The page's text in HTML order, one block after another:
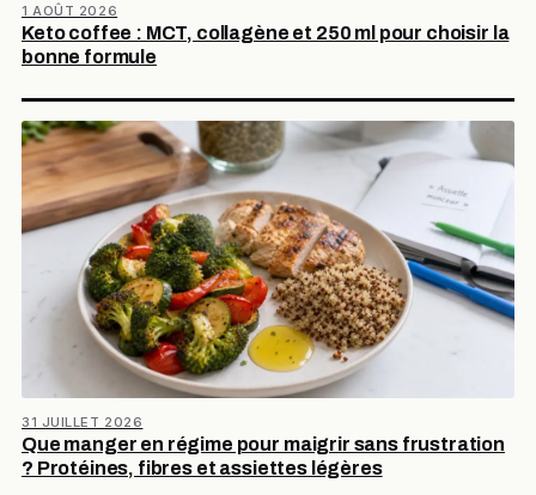
Keto coffee : MCT, collagène et 250 ml pour choisir la
bonne formule
1 AOÛT 2026
Que manger en régime pour maigrir sans frustration
? Protéines, fibres et assiettes légères
31 JUILLET 2026